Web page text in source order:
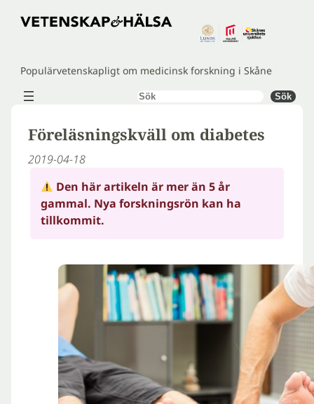
Hoppa
Populärvetenskapligt om medicinsk forskning i Skåne
Sök Sök
Föreläsningskväll om diabetes
2019-04-18
Den här artikeln är mer än 5 år
gammal. Nya forskningsrön kan ha
tillkommit.